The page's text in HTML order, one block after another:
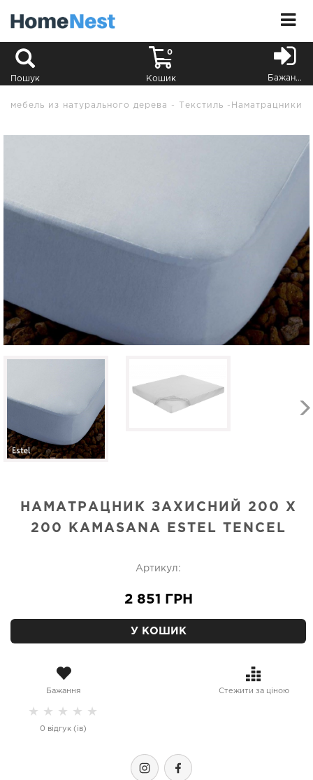
Пошук
0
Кошик Бажання
мебель из натурального дерева Текстиль Наматрацники
НАМАТРАЦНИК ЗАХИСНИЙ 200 X
200 KAMASANA ESTEL TENCEL
Артикул:
2 851 ГРН
У КОШИК
Бажання Стежити за ціною
★ ★ ★ ★ ★
0 відгук (ів)